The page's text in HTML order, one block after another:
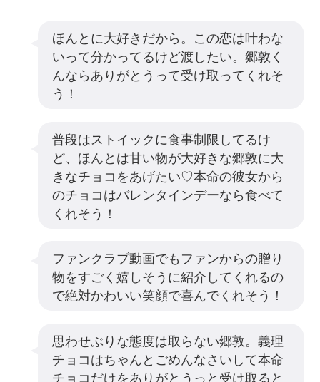
ほんとに大好きだから。この恋は叶わな
いって分かってるけど渡したい。郷敦く
んならありがとうって受け取ってくれそ
う！
普段はストイックに食事制限してるけ
ど、ほんとは甘い物が大好きな郷敦に大
きなチョコをあげたい♡本命の彼女から
のチョコはバレンタインデーなら食べて
くれそう！
ファンクラブ動画でもファンからの贈り
物をすごく嬉しそうに紹介してくれるの
で絶対かわいい笑顔で喜んでくれそう！
思わせぶりな態度は取らない郷敦。義理
チョコはちゃんとごめんなさいして本命
チョコだけをありがとうっと受け取ると